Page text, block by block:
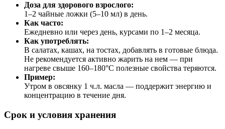
Доза для здорового взрослого:
1–2 чайные ложки (5–10 мл) в день.
Как часто:
Ежедневно или через день, курсами по 1–2 месяца.
Как употреблять:
В салатах, кашах, на тостах, добавлять в готовые блюда.
Не рекомендуется активно жарить на нем — при
нагреве свыше 160–180°C полезные свойства теряются.
Пример:
Утром в овсянку 1 ч.л. масла — поддержит энергию и
концентрацию в течение дня.
Срок и условия хранения